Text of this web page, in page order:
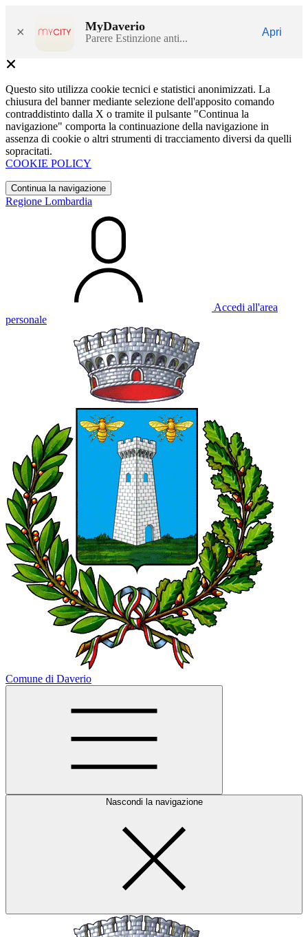
× MyDaverio
Parere Estinzione anti...
Apri
Questo sito utilizza cookie tecnici e statistici anonimizzati. La
chiusura del banner mediante selezione dell'apposito comando
contraddistinto dalla X o tramite il pulsante "Continua la
navigazione" comporta la continuazione della navigazione in
assenza di cookie o altri strumenti di tracciamento diversi da quelli
sopracitati.
COOKIE POLICY
Continua la navigazione
Regione Lombardia
Accedi all'area
personale
Comune di Daverio
Nascondi la navigazione